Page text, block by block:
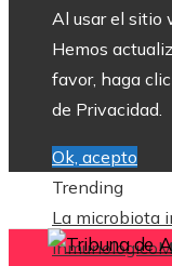
Al usar el sitio
Hemos
favor, haga
de Privacidad.
Ok, acepto
Trending
La microbiota
inmunológico